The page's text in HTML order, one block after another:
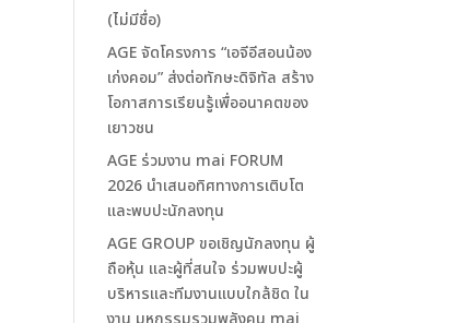
(ไม่มีชื่อ)
AGE จัดโครงการ “เอจีอีสอนน้อง
เก่งคอม” ส่งต่อทักษะดิจิทัล สร้าง
โอกาสการเรียนรู้เพื่ออนาคตของ
เยาวชน
AGE ร่วมงาน mai FORUM
2026 นำเสนอทิศทางการเติบโต
และพบปะนักลงทุน
AGE GROUP ขอเชิญนักลงทุน ผู้
ถือหุ้น และผู้ที่สนใจ ร่วมพบปะผู้
บริหารและทีมงานแบบใกล้ชิด ใน